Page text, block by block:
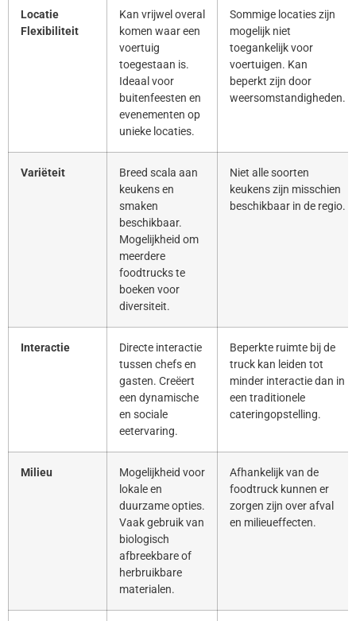
Locatie
Flexibiliteit
Kan vrijwel overal
komen waar een
voertuig
toegestaan is.
Ideaal voor
buitenfeesten en
evenementen op
unieke locaties.
Sommige locaties zijn
mogelijk niet
toegankelijk voor
voertuigen. Kan
beperkt zijn door
weersomstandigheden.
Variëteit
Breed scala aan
keukens en
smaken
beschikbaar.
Mogelijkheid om
meerdere
foodtrucks te
boeken voor
diversiteit.
Niet alle soorten
keukens zijn misschien
beschikbaar in de regio.
Interactie
Directe interactie
tussen chefs en
gasten. Creëert
een dynamische
en sociale
eetervaring.
Beperkte ruimte bij de
truck kan leiden tot
minder interactie dan in
een traditionele
cateringopstelling.
Milieu
Mogelijkheid voor
lokale en
duurzame opties.
Vaak gebruik van
biologisch
afbreekbare of
herbruikbare
materialen.
Afhankelijk van de
foodtruck kunnen er
zorgen zijn over afval
en milieueffecten.